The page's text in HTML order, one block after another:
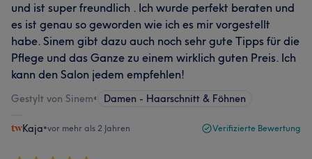
und ist super freundlich . Ich wurde perfekt beraten und
es ist genau so geworden wie ich es mir vorgestellt
habe. Sinem gibt dazu auch noch sehr gute Tipps für die
Pflege und das Ganze zu einem wirklich guten Preis. Ich
kann den Salon jedem empfehlen!
Gestylt von Sinem• Damen - Haarschnitt & Föhnen
Kaja•vor mehr als 2 Jahren Verifizierte Bewertung